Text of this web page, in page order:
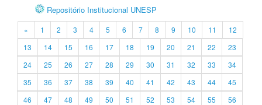
Repositório Institucional UNESP
« 1 2 3 4 5 6 7 8 9 10 11
12
13
14 15 16 17 18 19 20 21 22
23
24
25 26 27 28 29 30 31 32 33
34
35
36 37 38 39 40 41 42 43 44
45
46
47 48 49 50 51 52 53 54 55
56